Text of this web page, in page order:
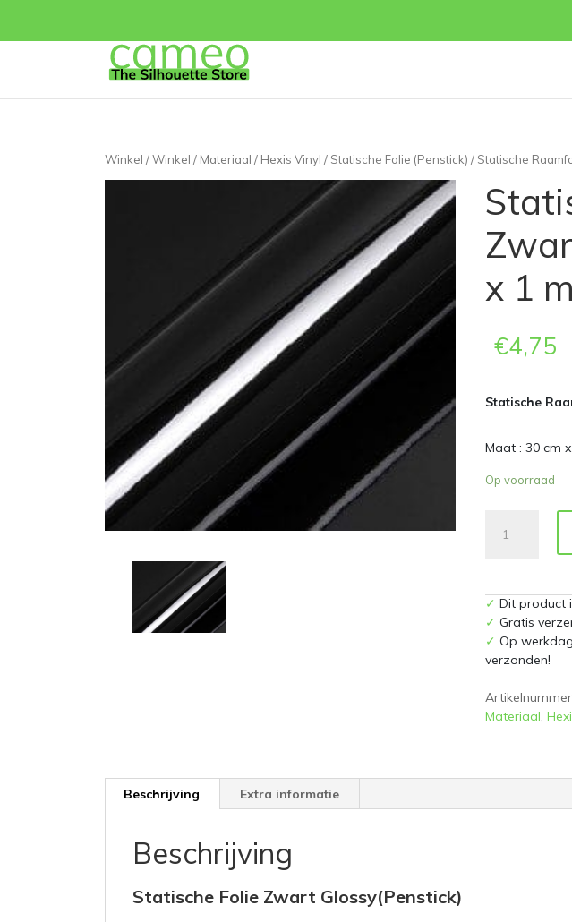
Winkel /Winkel / Materiaal / Hexis Vinyl / Statische Folie (Penstick) / Statische
x 1
€4,75
Statische
Maat : 30 cm
Op voorraad
Raamfolie
30
cm
meter
aantal
✓ Dit product
✓ Gratis
✓ Op
verzonden!
Materiaal,
Beschrijving Extra informatie
Beschrijving
Statische Folie Zwart Glossy(Penstick)